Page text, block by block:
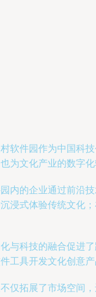
软件园作为中国科
为文化产业的数字化
内的企业通过前沿
浸式体验传统文化
与科技的融合促进
工具开发文化创意
仅拓展了市场空间